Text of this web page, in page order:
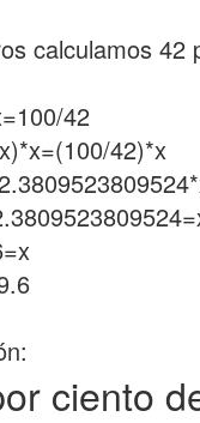
calculamos 42
42
42)*x
ciento